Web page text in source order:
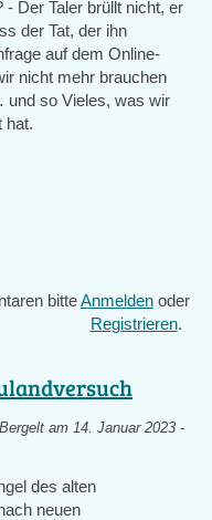
Der Taler brüllt nicht, er
der Tat, der ihn
auf dem Online-
nicht mehr brauchen
und so Vieles, was wir
hat.
bitteAnmelden oder
Registrieren.
am 14. Januar 2023 -
des alten
neuen